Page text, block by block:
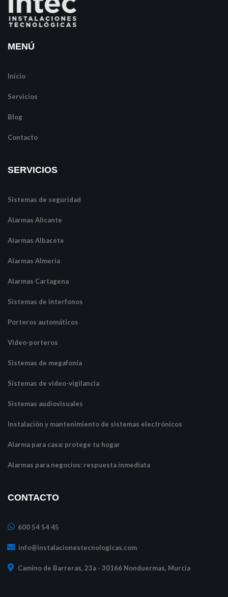
MENÚ
Inicio
Servicios
Blog
Contacto
SERVICIOS
Sistemas de seguridad
Alarmas Alicante
Alarmas Albacete
Alarmas Almeria
Alarmas Cartagena
Sistemas de interfonos
Porteros automáticos
Video-porteros
Sistemas de megafonía
Sistemas de video-vigilancia
Sistemas audiovisuales
Instalación y mantenimiento de sistemas electrónicos
Alarma para casa: protege tu hogar
Alarmas para negocios: respuesta inmediata
CONTACTO
600 54 54 45
info@instalacionestecnologicas.com
Camino de Barreras, 23a - 30166 Nonduermas, Murcia